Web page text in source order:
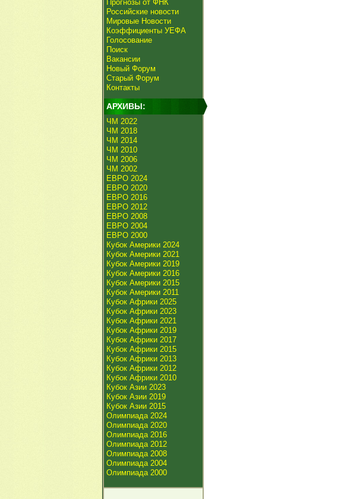
Прогнозы от ФНК
Российские новости
Мировые Новости
Коэффициенты УЕФА
Голосование
Поиск
Вакансии
Новый Форум
Старый Форум
Контакты
АРХИВЫ:
ЧМ 2022
ЧМ 2018
ЧМ 2014
ЧМ 2010
ЧМ 2006
ЧМ 2002
ЕВРО 2024
ЕВРО 2020
ЕВРО 2016
ЕВРО 2012
ЕВРО 2008
ЕВРО 2004
ЕВРО 2000
Кубок Америки 2024
Кубок Америки 2021
Кубок Америки 2019
Кубок Америки 2016
Кубок Америки 2015
Кубок Америки 2011
Кубок Африки 2025
Кубок Африки 2023
Кубок Африки 2021
Кубок Африки 2019
Кубок Африки 2017
Кубок Африки 2015
Кубок Африки 2013
Кубок Африки 2012
Кубок Африки 2010
Кубок Азии 2023
Кубок Азии 2019
Кубок Азии 2015
Олимпиада 2024
Олимпиада 2020
Олимпиада 2016
Олимпиада 2012
Олимпиада 2008
Олимпиада 2004
Олимпиада 2000